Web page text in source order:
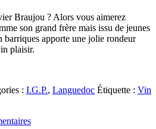
Braujou ? Alors vous aimerez
son grand frère mais issu de jeunes
barriques apporte une jolie rondeur
plaisir.
: I.G.P., Languedoc Étiquette : Vin